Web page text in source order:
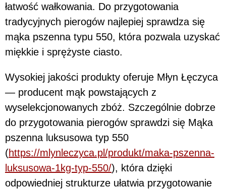
łatwość wałkowania. Do przygotowania
tradycyjnych pierogów najlepiej sprawdza się
mąka pszenna typu 550, która pozwala uzyskać
miękkie i sprężyste ciasto.
Wysokiej jakości produkty oferuje Młyn Łęczyca
— producent mąk powstających z
wyselekcjonowanych zbóż. Szczególnie dobrze
do przygotowania pierogów sprawdzi się Mąka
pszenna luksusowa typ 550
(https://mlynleczyca.pl/produkt/maka-pszenna-
luksusowa-1kg-typ-550/), która dzięki
odpowiedniej strukturze ułatwia przygotowanie